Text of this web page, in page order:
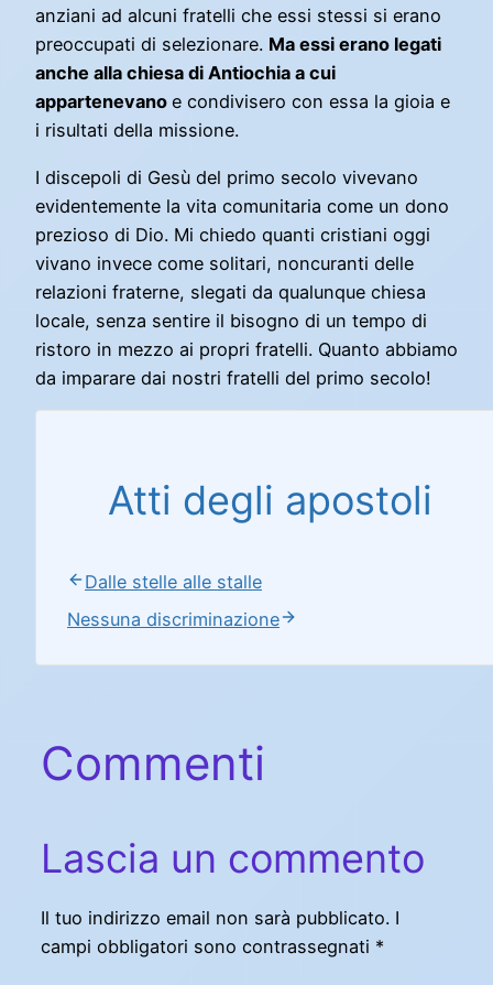
anziani ad alcuni fratelli che essi stessi si erano
preoccupati di selezionare. Ma essi erano legati
anche alla chiesa di Antiochia a cui
appartenevano e condivisero con essa la gioia e
i risultati della missione.
I discepoli di Gesù del primo secolo vivevano
evidentemente la vita comunitaria come un dono
prezioso di Dio. Mi chiedo quanti cristiani oggi
vivano invece come solitari, noncuranti delle
relazioni fraterne, slegati da qualunque chiesa
locale, senza sentire il bisogno di un tempo di
ristoro in mezzo ai propri fratelli. Quanto abbiamo
da imparare dai nostri fratelli del primo secolo!
Atti degli apostoli
Dalle stelle alle stalle
Nessuna discriminazione
Commenti
Lascia un commento
Il tuo indirizzo email non sarà pubblicato. I
campi obbligatori sono contrassegnati *